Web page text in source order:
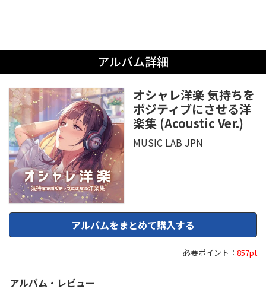
アルバム詳細
オシャレ洋楽 気持ちを
ポジティブにさせる洋
楽集 (Acoustic Ver.)
MUSIC LAB JPN
アルバムをまとめて購入する
必要ポイント： 857pt
アルバム・レビュー